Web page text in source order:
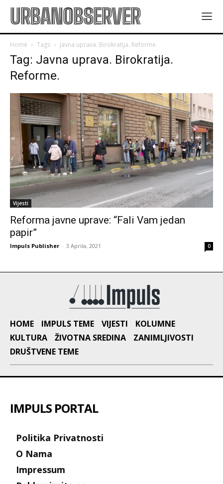
URBANOBSERVER
Home Tags Javna uprava. Birokratija. Reforme.
Tag: Javna uprava. Birokratija.
Reforme.
Vijesti
Reforma javne uprave: “Fali Vam jedan
papir”
Impuls Publisher - 3 Aprila, 2021 0
HOME IMPULS TEME VIJESTI
KOLUMNE
KULTURA
ŽIVOTNA SREDINA
ZANIMLJIVOSTI
DRUŠTVENE TEME
IMPULS PORTAL
Politika Privatnosti
O Nama
Impressum